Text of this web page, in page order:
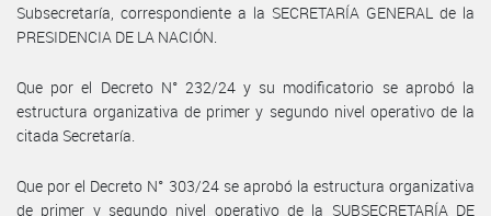
Subsecretaría, correspondiente a la SECRETARÍA GENERAL de la
PRESIDENCIA DE LA NACIÓN.
Que por el Decreto N° 232/24 y su modificatorio se aprobó la
estructura organizativa de primer y segundo nivel operativo de la
citada Secretaría.
Que por el Decreto N° 303/24 se aprobó la estructura organizativa
de primer y segundo nivel operativo de la SUBSECRETARÍA DE